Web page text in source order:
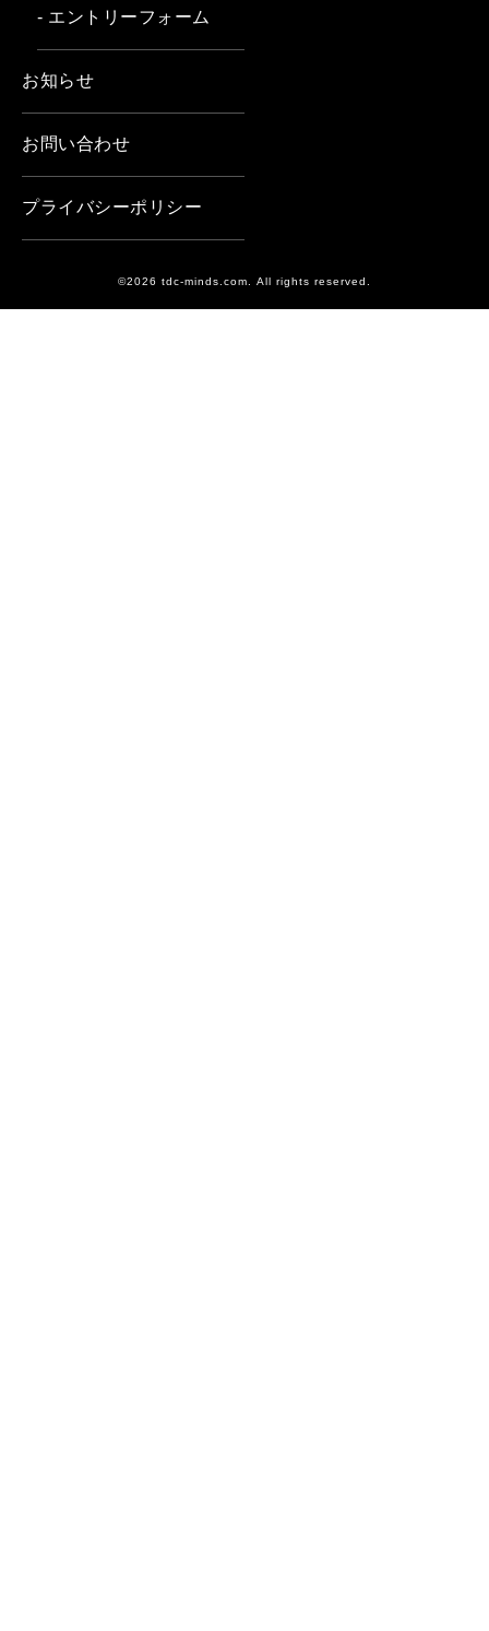
- エントリーフォーム
お知らせ
お問い合わせ
プライバシーポリシー
©2026 tdc-minds.com. All rights reserved.